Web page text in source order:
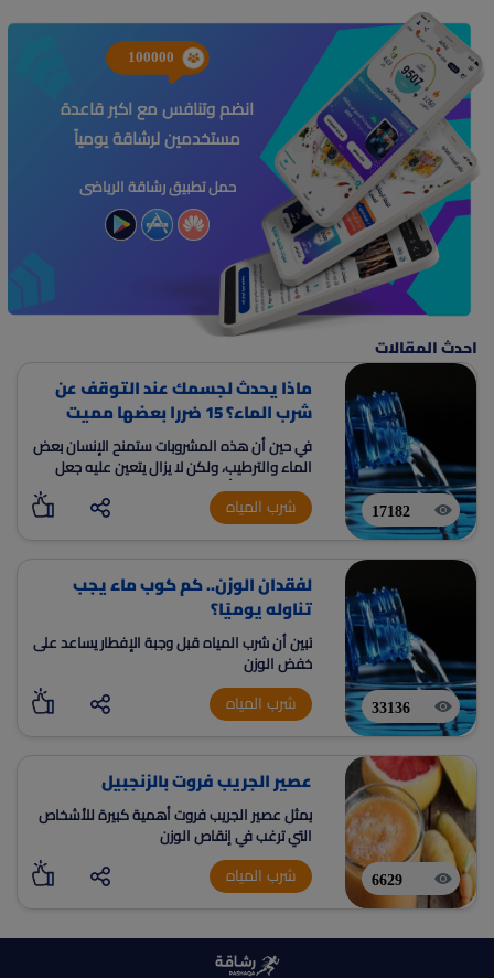
100000
انضم وتنافس مع اكبر قاعدة
مستخدمين لرشاقة يومياً
حمل تطبيق رشاقة الرياضى
احدث المقالات
17182
ماذا يحدث لجسمك عند التوقف عن
شرب الماء؟ 15 ضررا بعضها مميت
في حين أن هذه المشروبات ستمنح الإنسان بعض
الماء والترطيب، ولكن لا يزال يتعين عليه جعل
الماء العادي أولوية
شرب المياه
33136
لفقدان الوزن.. كم كوب ماء يجب
تناوله يوميًا؟
تبين أن شرب المياه قبل وجبة الإفطار يساعد على
خفض الوزن
شرب المياه
6629
عصير الجريب فروت بالزنجبيل
يمثل عصير الجريب فروت أهمية كبيرة للأشخاص
التي ترغب في إنقاص الوزن
شرب المياه